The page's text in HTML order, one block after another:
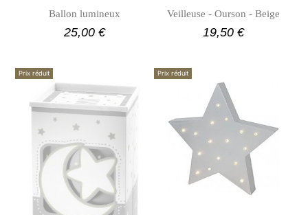
Ballon lumineux
25,00 €
Veilleuse - Ourson - Beige
19,50 €
Prix réduit Prix réduit